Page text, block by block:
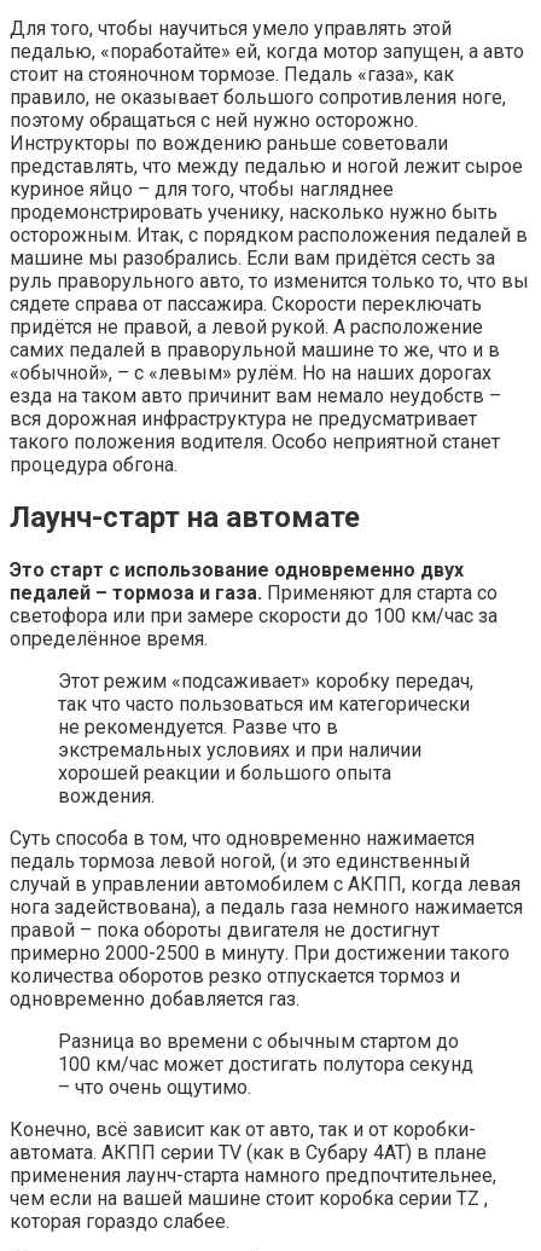
Для того, чтобы научиться умело управлять этой
педалью, «поработайте» ей, когда мотор запущен, а авто
стоит на стояночном тормозе. Педаль «газа», как
правило, не оказывает большого сопротивления ноге,
поэтому обращаться с ней нужно осторожно.
Инструкторы по вождению раньше советовали
представлять, что между педалью и ногой лежит сырое
куриное яйцо – для того, чтобы нагляднее
продемонстрировать ученику, насколько нужно быть
осторожным. Итак, с порядком расположения педалей в
машине мы разобрались. Если вам придётся сесть за
руль праворульного авто, то изменится только то, что вы
сядете справа от пассажира. Скорости переключать
придётся не правой, а левой рукой. А расположение
самих педалей в праворульной машине то же, что и в
«обычной», – с «левым» рулём. Но на наших дорогах
езда на таком авто причинит вам немало неудобств –
вся дорожная инфраструктура не предусматривает
такого положения водителя. Особо неприятной станет
процедура обгона.
Лаунч-старт на автомате
Это старт с использование одновременно двух
педалей – тормоза и газа. Применяют для старта со
светофора или при замере скорости до 100 км/час за
определённое время.
Этот режим «подсаживает» коробку передач,
так что часто пользоваться им категорически
не рекомендуется. Разве что в
экстремальных условиях и при наличии
хорошей реакции и большого опыта
вождения.
Суть способа в том, что одновременно нажимается
педаль тормоза левой ногой, (и это единственный
случай в управлении автомобилем с АКПП, когда левая
нога задействована), а педаль газа немного нажимается
правой – пока обороты двигателя не достигнут
примерно 2000-2500 в минуту. При достижении такого
количества оборотов резко отпускается тормоз и
одновременно добавляется газ.
Разница во времени с обычным стартом до
100 км/час может достигать полутора секунд
– что очень ощутимо.
Конечно, всё зависит как от авто, так и от коробки-
автомата. АКПП серии TV (как в Субару 4АТ) в плане
применения лаунч-старта намного предпочтительнее,
чем если на вашей машине стоит коробка серии TZ ,
которая гораздо слабее.